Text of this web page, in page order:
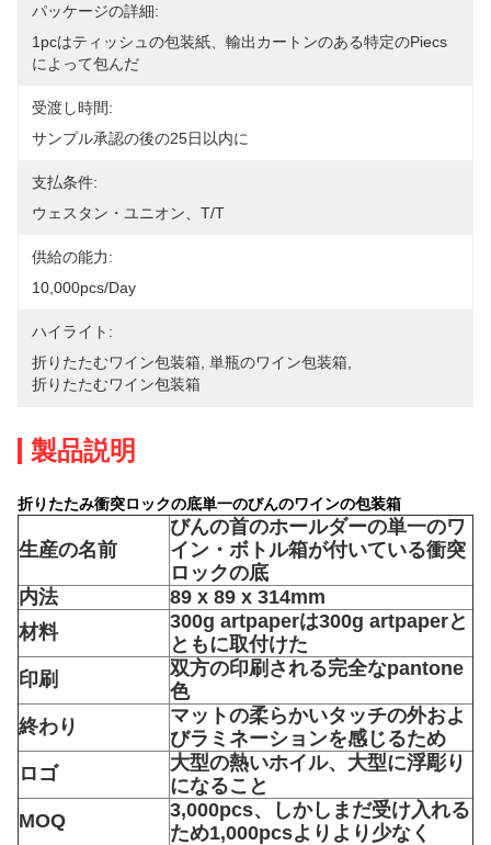
パッケージの詳細:
1pcはティッシュの包装紙、輸出カートンのある特定のpiecs
によって包んだ
受渡し時間:
サンプル承認の後の25日以内に
支払条件:
ウェスタン・ユニオン、T/T
供給の能力:
10,000pcs/day
ハイライト:
折りたたむワイン包装箱 単瓶のワイン包装箱
折りたたむワイン包装箱
製品説明
折りたたみ衝突ロックの底単一のびんのワインの包装箱
生産の名前
びんの首のホールダーの単一のワ
イン・ボトル箱が付いている衝突
ロックの底
内法
89 x 89 x 314mm
材料
300g artpaperは300g artpaperと
ともに取付けた
印刷
双方の印刷される完全なpantone
色
終わり
マットの柔らかいタッチの外およ
びラミネーションを感じるため
ロゴ
大型の熱いホイル、大型に浮彫り
になること
MOQ
3,000pcs、しかしまだ受け入れる
ため1,000pcsよりより少なく